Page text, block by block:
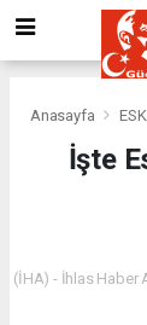
Anasayfa
İşte
(İHA) - İhlas Haber